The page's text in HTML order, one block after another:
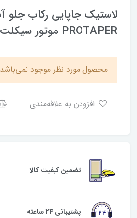
لاستیک جاپایی رکاب جلو
PROTAPER موتور سیکلت هوندا
محصول مورد نظر موجود
تضمین کیفیت کالا
پشتیبانی ۲۴ ساعته